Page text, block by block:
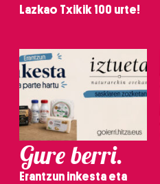
Lazkao Txikik 100 urte!
Gure berri.
Erantzun inkesta eta